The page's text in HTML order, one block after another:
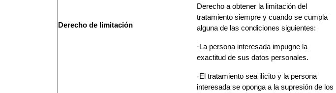
Derecho de limitación
Derecho a obtener la limitación del
tratamiento siempre y cuando se cumpla
alguna de las condiciones siguientes:
·La persona interesada impugne la
exactitud de sus datos personales.
·El tratamiento sea ilícito y la persona
interesada se oponga a la supresión de los